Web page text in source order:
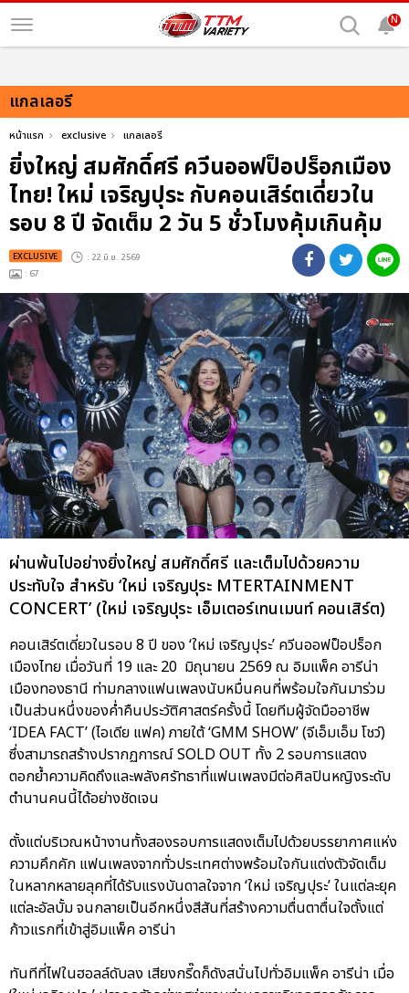
N
แกลเลอรี
หน้าแรก exclusive แกลเลอรี
ยิ่งใหญ่ สมศักดิ์ศรี ควีนออฟป็อปร็อกเมือง
ไทย! ใหม่ เจริญปุระ กับคอนเสิร์ตเดี่ยวใน
รอบ 8 ปี จัดเต็ม 2 วัน 5 ชั่วโมงคุ้มเกินคุ้ม
EXCLUSIVE : 22 มิ.ย. 2569
: 67
ผ่านพ้นไปอย่างยิ่งใหญ่ สมศักดิ์ศรี และเต็มไปด้วยความ
ประทับใจ สำหรับ ‘ใหม่ เจริญปุระ MTERTAINMENT
CONCERT’ (ใหม่ เจริญปุระ เอ็มเตอร์เทนเมนท์ คอนเสิร์ต)
คอนเสิร์ตเดี่ยวในรอบ 8 ปี ของ ‘ใหม่ เจริญปุระ’ ควีนออฟป็อปร็อก
เมืองไทย เมื่อวันที่ 19 และ 20 มิถุนายน 2569 ณ อิมแพ็ค อารีน่า
เมืองทองธานี ท่ามกลางแฟนเพลงนับหมื่นคนที่พร้อมใจกันมาร่วม
เป็นส่วนหนึ่งของค่ำคืนประวัติศาสตร์ครั้งนี้ โดยทีมผู้จัดมืออาชีพ
‘IDEA FACT’ (ไอเดีย แฟค) ภายใต้ ‘GMM SHOW’ (จีเอ็มเอ็ม โชว์)
ซึ่งสามารถสร้างปรากฏการณ์ SOLD OUT ทั้ง 2 รอบการแสดง
ตอกย้ำความคิดถึงและพลังศรัทธาที่แฟนเพลงมีต่อศิลปินหญิงระดับ
ตำนานคนนี้ได้อย่างชัดเจน
ตั้งแต่บริเวณหน้างานทั้งสองรอบการแสดงเต็มไปด้วยบรรยากาศแห่ง
ความคึกคัก แฟนเพลงจากทั่วประเทศต่างพร้อมใจกันแต่งตัวจัดเต็ม
ในหลากหลายลุคที่ได้รับแรงบันดาลใจจาก ‘ใหม่ เจริญปุระ’ ในแต่ละยุค
แต่ละอัลบั้ม จนกลายเป็นอีกหนึ่งสีสันที่สร้างความตื่นตาตื่นใจตั้งแต่
ก้าวแรกที่เข้าสู่อิมแพ็ค อารีน่า
ทันทีที่ไฟในฮอลล์ดับลง เสียงกรี๊ดก็ดังสนั่นไปทั่วอิมแพ็ค อารีน่า เมื่อ